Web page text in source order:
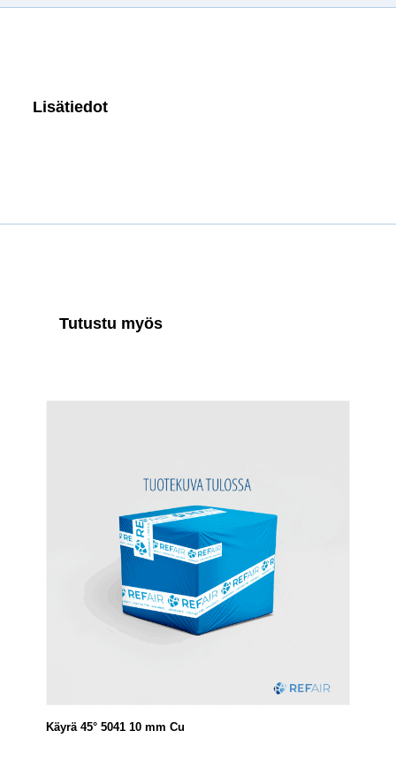
Lisätiedot
Tutustu myös
Käyrä 45° 5041 10 mm Cu